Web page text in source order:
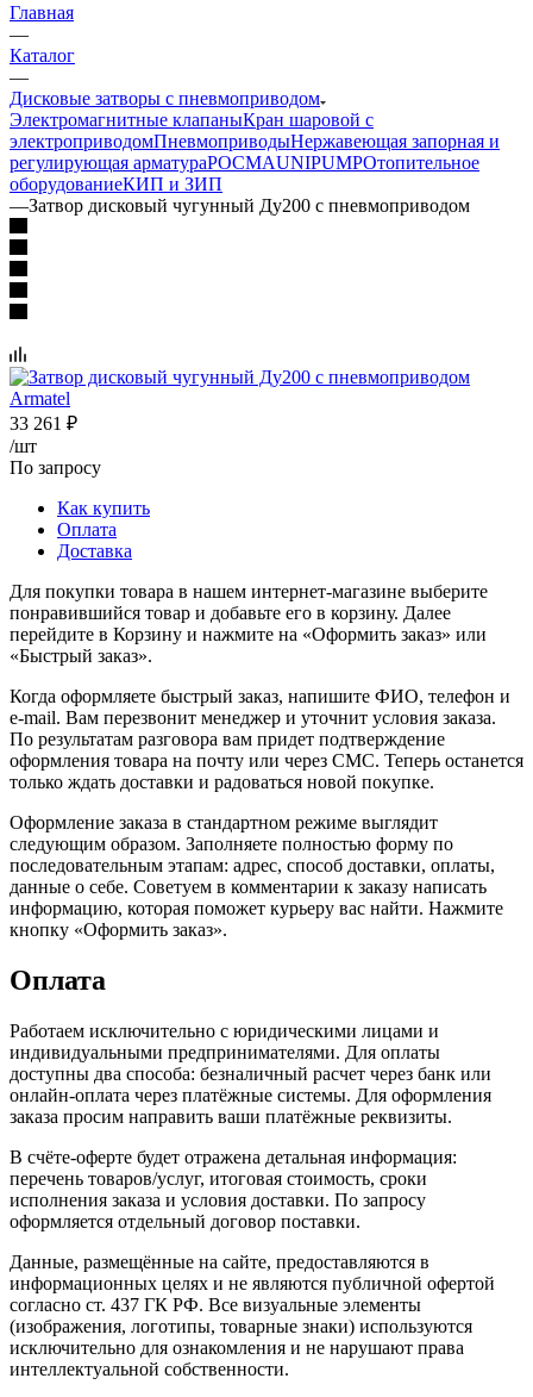
Главная
—
Каталог
—
Дисковые затворы с пневмоприводом
Электромагнитные клапаныКран шаровой с
электроприводомПневмоприводыНержавеющая запорная и
регулирующая арматураРОСМАUNIPUMPОтопительное
оборудованиеКИП и ЗИП
—Затвор дисковый чугунный Ду200 с пневмоприводом
33 261 ₽
/шт
По запросу
Как купить
Оплата
Доставка
Для покупки товара в нашем интернет-магазине выберите
понравившийся товар и добавьте его в корзину. Далее
перейдите в Корзину и нажмите на «Оформить заказ» или
«Быстрый заказ».
Когда оформляете быстрый заказ, напишите ФИО, телефон и
e-mail. Вам перезвонит менеджер и уточнит условия заказа.
По результатам разговора вам придет подтверждение
оформления товара на почту или через СМС. Теперь останется
только ждать доставки и радоваться новой покупке.
Оформление заказа в стандартном режиме выглядит
следующим образом. Заполняете полностью форму по
последовательным этапам: адрес, способ доставки, оплаты,
данные о себе. Советуем в комментарии к заказу написать
информацию, которая поможет курьеру вас найти. Нажмите
кнопку «Оформить заказ».
Оплата
Работаем исключительно с юридическими лицами и
индивидуальными предпринимателями. Для оплаты
доступны два способа: безналичный расчет через банк или
онлайн-оплата через платёжные системы. Для оформления
заказа просим направить ваши платёжные реквизиты.
В счёте-оферте будет отражена детальная информация:
перечень товаров/услуг, итоговая стоимость, сроки
исполнения заказа и условия доставки. По запросу
оформляется отдельный договор поставки.
Данные, размещённые на сайте, предоставляются в
информационных целях и не являются публичной офертой
согласно ст. 437 ГК РФ. Все визуальные элементы
(изображения, логотипы, товарные знаки) используются
исключительно для ознакомления и не нарушают права
интеллектуальной собственности.